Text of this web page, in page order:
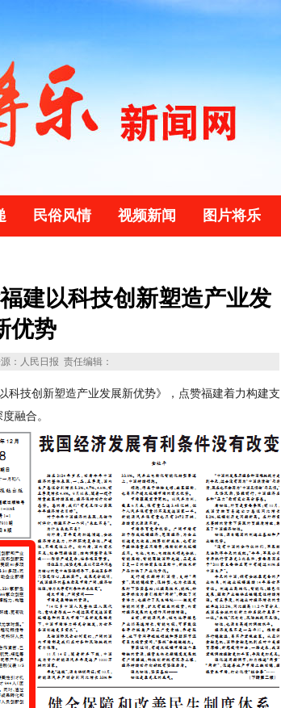
民俗风情 视频新闻 图片将乐
建以科技创新塑造产业发
优势
：人民日报 责任编辑：
科技创新塑造产业发展新优势》，点赞福建着力构建支
融合。